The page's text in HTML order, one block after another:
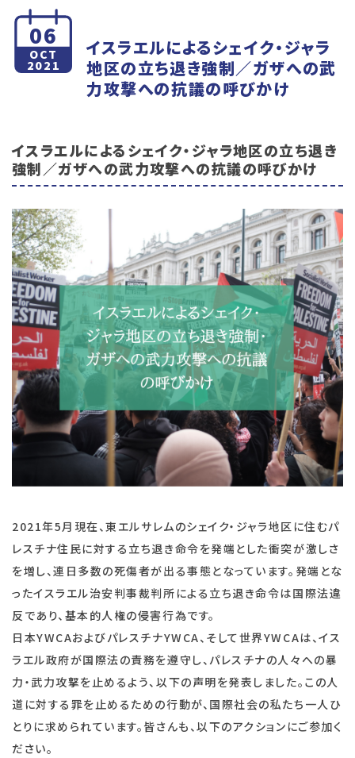
06
OCT
2021
イスラエルによるシェイク・ジャラ
地区の立ち退き強制／ガザへの武
力攻撃への抗議の呼びかけ
イスラエルによるシェイク・ジャラ地区の立ち退き
強制／ガザへの武力攻撃への抗議の呼びかけ
2021年5月現在、東エルサレムのシェイク・ジャラ地区に住むパ
レスチナ住民に対する立ち退き命令を発端とした衝突が激しさ
を増し、連日多数の死傷者が出る事態となっています。発端とな
ったイスラエル治安判事裁判所による立ち退き命令は国際法違
反であり、基本的人権の侵害行為です。
日本YWCAおよびパレスチナYWCA、そして世界YWCAは、イス
ラエル政府が国際法の責務を遵守し、パレスチナの人々への暴
力・武力攻撃を止めるよう、以下の声明を発表しました。この人
道に対する罪を止めるための行動が、国際社会の私たち一人ひ
とりに求められています。皆さんも、以下のアクションにご参加く
ださい。